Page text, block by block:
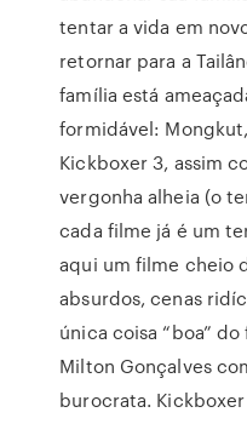
tentar a vida em
retornar para a
família está
formidável:
Kickboxer 3, assim
vergonha alheia (o
cada filme já é um
aqui um filme cheio
absurdos, cenas
única coisa “boa”
Milton Gonçalves
burocrata.